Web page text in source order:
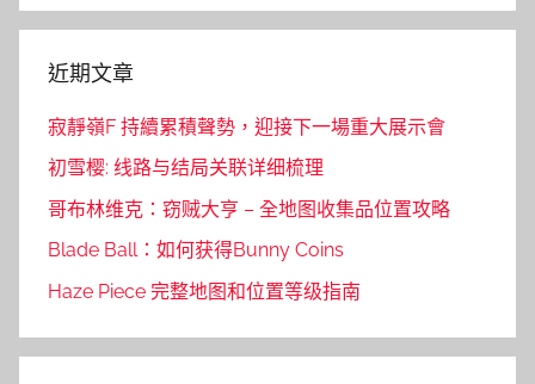
近期文章
寂靜嶺F 持續累積聲勢，迎接下一場重大展示會
初雪樱: 线路与结局关联详细梳理
哥布林维克：窃贼大亨 – 全地图收集品位置攻略
Blade Ball：如何获得Bunny Coins
Haze Piece 完整地图和位置等级指南